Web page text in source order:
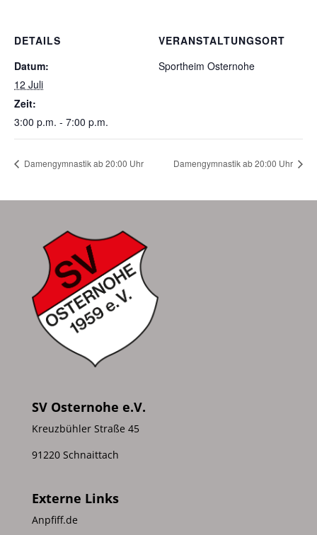
DETAILS
Datum:
12 Juli
Zeit:
3:00 p.m. - 7:00 p.m.
VERANSTALTUNGSORT
Sportheim Osternohe
Damengymnastik ab 20:00 Uhr Damengymnastik ab 20:00 Uhr
SV Osternohe e.V.
Kreuzbühler Straße 45
91220 Schnaittach
Externe Links
Anpfiff.de